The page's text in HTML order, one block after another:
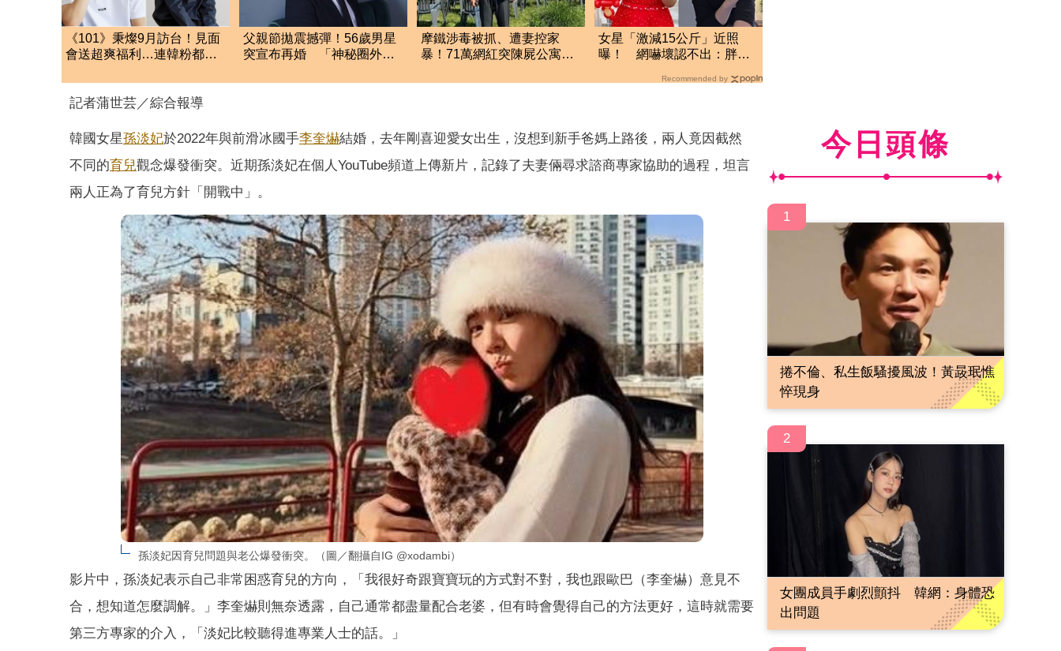
《101》秉燦9月訪台！見面
會送超爽福利…連韓粉都羨
父親節拋震撼彈！56歲男星
突宣布再婚 「神秘圈外妻
摩鐵涉毒被抓、遭妻控家
暴！71萬網紅突陳屍公寓享
女星「激減15公斤」近照
曝！ 網嚇壞認不出：胖子
Recommended by
記者蒲世芸／綜合報導
韓國女星孫淡妃於2022年與前滑冰國手李奎爀結婚，去年剛喜迎愛女出生，沒想到新手爸媽上路後，兩人竟因截然
不同的育兒觀念爆發衝突。近期孫淡妃在個人YouTube頻道上傳新片，記錄了夫妻倆尋求諮商專家協助的過程，坦言
兩人正為了育兒方針「開戰中」。
孫淡妃因育兒問題與老公爆發衝突。（圖／翻攝自IG @xodambi）
影片中，孫淡妃表示自己非常困惑育兒的方向，「我很好奇跟寶寶玩的方式對不對，我也跟歐巴（李奎爀）意見不
合，想知道怎麼調解。」李奎爀則無奈透露，自己通常都盡量配合老婆，但有時會覺得自己的方法更好，這時就需要
第三方專家的介入，「淡妃比較聽得進專業人士的話。」
今日頭條
1
捲不倫、私生飯騷擾風波！黃晸珉憔
悴現身
2
女團成員手劇烈顫抖 韓網：身體恐
出問題